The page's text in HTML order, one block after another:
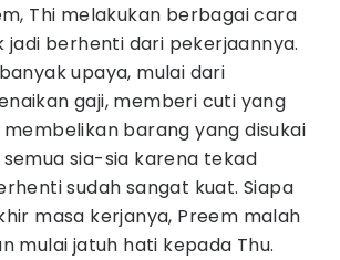
Thi melakukan berbagai cara
jadi berhenti dari pekerjaannya.
upaya, mulai dari
gaji, memberi cuti yang
barang yang disukai
semua sia-sia karena tekad
sudah sangat kuat. Siapa
masa kerjanya, Preem malah
mulai jatuh hati kepada Thu.